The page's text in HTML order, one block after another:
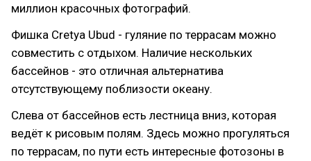
миллион красочных фотографий.
Фишка Cretya Ubud - гуляние по террасам можно
совместить с отдыхом. Наличие нескольких
бассейнов - это отличная альтернатива
отсутствующему поблизости океану.
Слева от бассейнов есть лестница вниз, которая
ведёт к рисовым полям. Здесь можно прогуляться
по террасам, по пути есть интересные фотозоны в